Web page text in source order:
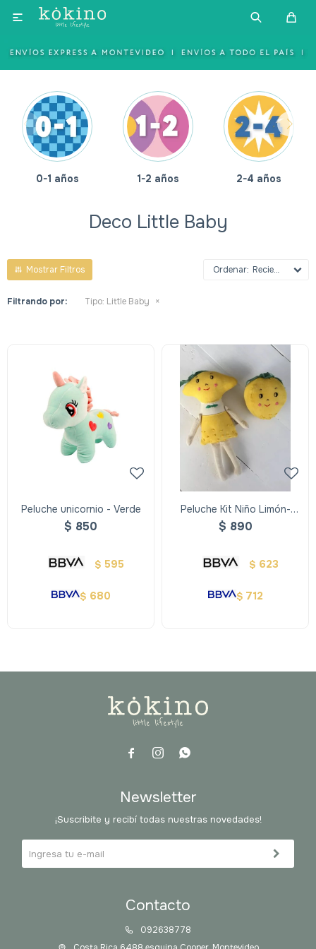

0-1 años 1-2 años 2-4 años
Deco Little Baby
Recientes
Filtrando por: Tipo: Little Baby
Peluche unicornio - Verde
$ 850
$ 595
$ 680
Peluche Kit Niño Limón-
Kyoco
$ 890
$ 623
$ 712
  
Contacto
092638778
Newsletter
¡Suscribite y recibí todas nuestras novedades!